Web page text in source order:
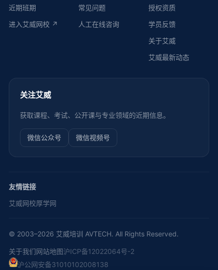
近期班期
进入艾威网校 ↗
常见问题
人工在线咨询
授权资质
学员反馈
关于艾威
艾威最新动态
关注艾威
获取课程、考试、公开课与专业领域的近期信息。
微信公众号 微信视频号
友情链接
艾威网校厚学网
© 2003–2026 艾威培训 AVTECH. All Rights Reserved.
关于我们网站地图沪ICP备12022064号-2
沪公网安备31010102008138